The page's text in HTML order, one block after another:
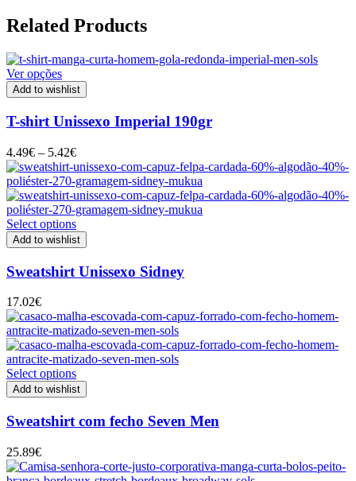
Related Products
Ver opções
Add to wishlist
T-shirt Unissexo Imperial 190gr
4.49€ – 5.42€Price
range:
4.49€
through
5.42€
Select options
Add to wishlist
Sweatshirt Unissexo Sidney
17.02€
Select options
Add to wishlist
Sweatshirt com fecho Seven Men
25.89€